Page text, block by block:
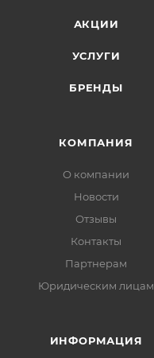
АКЦИИ
УСЛУГИ
БРЕНДЫ
КОМПАНИЯ
О компании
Новости
Отзывы
Контакты
Партнерам
Юридическим лицам
ИНФОРМАЦИЯ